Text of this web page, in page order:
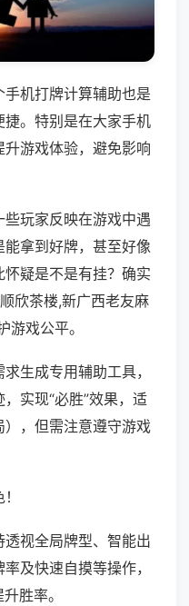
机打牌计算辅助也是
。特别是在大家手机
游戏体验，避免影响
玩家反映在游戏中遇
拿到好牌，甚至好像
疑是不是有挂？确实
欣茶楼,新广西老友麻
戏公平。
生成专用辅助工具，
实现“必胜”效果，适
，但需注意遵守游戏
视全局牌型、智能出
及快速自摸等操作，
胜率。